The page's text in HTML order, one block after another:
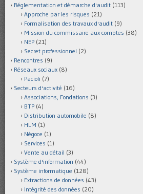
Réglementation et démarche d'audit (113)
Approche par les risques (21)
Formalisation des travaux d'audit (9)
Mission du commissaire aux comptes (38)
NEP (21)
Secret professionnel (2)
Rencontres (9)
Réseaux sociaux (8)
Pacioli (7)
Secteurs d'activité (16)
Associations, Fondations (3)
BTP (4)
Distribution automobile (8)
HLM (1)
Négoce (1)
Services (1)
Vente au détail (3)
Système d'information (44)
Système informatique (128)
Extractions de données (43)
Intégrité des données (20)